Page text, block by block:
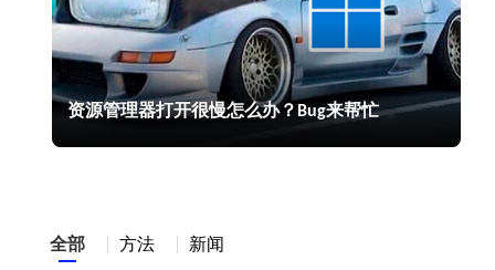
资源管理器打开很慢怎么办？Bug来帮忙
全部 方法 新闻